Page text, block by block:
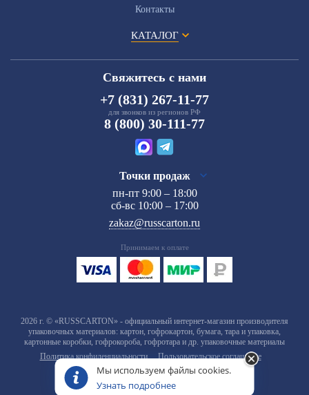
Контакты
КАТАЛОГ
Свяжитесь с нами
+7 (831) 267-11-77
для звонков из регионов РФ
8 (800) 30-111-77
Точки продаж
пн-пт 9:00 – 18:00
сб-вс 10:00 – 17:00
zakaz@russcarton.ru
Принимаем к оплате
2026 г. © «RUSSCARTON» - официальный интернет-магазин производителя
упаковочных материалов: картон, гофрокартон, бумага, тара и упаковка,
картонные коробки, гофрокороба, гофротара и др. упаковочные материалы
Политика конфиденциальности
Пользовательское соглашение
Мы используем файлы cookies.
Узнать подробнее